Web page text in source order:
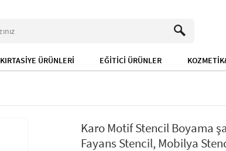
KIRTASİYE ÜRÜNLERİ EĞİTİCİ ÜRÜNLER
Karo Motif Stencil Boyama
Fayans Stencil, Mobilya